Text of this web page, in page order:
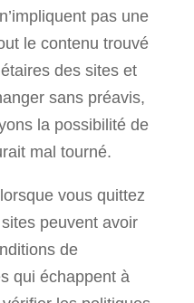
pas une
le contenu trouvé
des sites et
sans préavis,
la possibilité de
mal tourné.
vous quittez
peuvent avoir
de
qui échappent à